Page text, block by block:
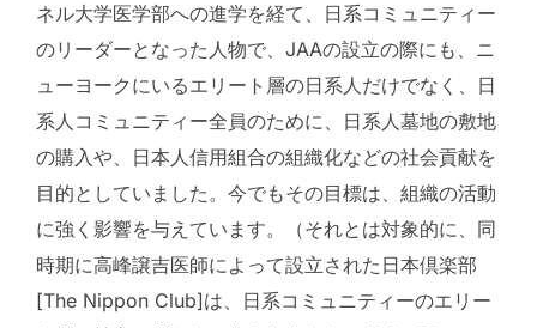
ネル大学医学部への進学を経て、日系コミュニティー
のリーダーとなった人物で、JAAの設立の際にも、ニ
ューヨークにいるエリート層の日系人だけでなく、日
系人コミュニティー全員のために、日系人墓地の敷地
の購入や、日本人信用組合の組織化などの社会貢献を
目的としていました。今でもその目標は、組織の活動
に強く影響を与えています。（それとは対象的に、同
時期に高峰譲吉医師によって設立された日本倶楽部
[The Nippon Club]は、日系コミュニティーのエリー